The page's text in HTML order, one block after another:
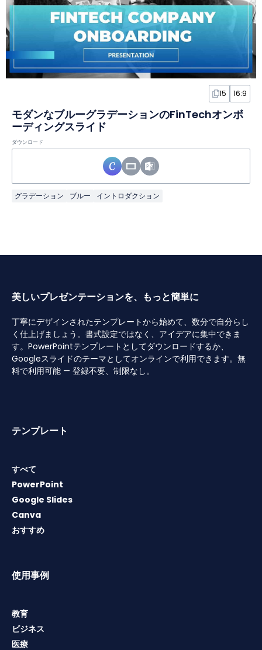
15 16:9
モダンなブルーグラデーションのFinTechオンボ
ーディングスライド
ダウンロード
グラデーション ブルー イントロダクション
美しいプレゼンテーションを、もっと簡単に
丁寧にデザインされたテンプレートから始めて、数分で自分らし
く仕上げましょう。書式設定ではなく、アイデアに集中できま
す。PowerPointテンプレートとしてダウンロードするか、
Googleスライドのテーマとしてオンラインで利用できます。無
料で利用可能 — 登録不要、制限なし。
テンプレート
すべて
PowerPoint
Google Slides
Canva
おすすめ
使用事例
教育
ビジネス
医療